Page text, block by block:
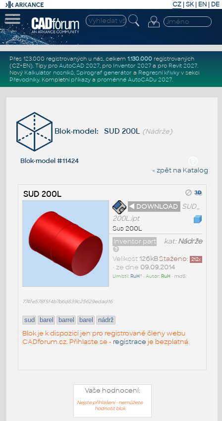
CZ | SK| EN | DE
Přes 123.000 registrovaných u nás, celkem 1.130.000registrovaných
(CZ+EN). Tipy pro AutoCAD 2027, pro Inventor 2027a pro Revit 2027.
Nový Kalkulátor nosníků, Spirograf generátor a Regresní křivkyv sekci
Převodníky. Kompletní příkazya proměnné AutoCADu 2027.
Blok-model: SUD 200L (Nádrže)
Blok-model #11424
« zpět na Katalog
SUD 200L
◄ DOWNLOAD SUD_
200L.ipt
Sud 200L
kat:Nádrže
Inventor part
Staženo: 212x
Velikost 126kB
• ze dne 09.09.2014
Umístil: RuH^ • Autor: RuH • md5:
774fe578f5f4b7b6d639c25629edad16
sud barel barrel barel nádrž
Blok je k dispozici jen pro registrované členy webu
CADforum.cz. Přihlaste se - registrace je bezplatná.
Vaše hodnocení:
Nejste přihlášeni - nemůžete
hodnotit blok